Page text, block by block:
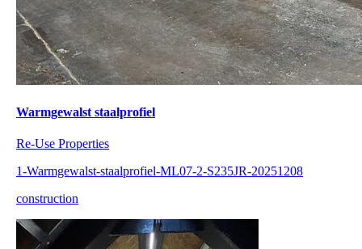
Warmgewalst staalprofiel
Re-Use Properties
1-Warmgewalst-staalprofiel-ML07-2-S235JR-20251208
construction